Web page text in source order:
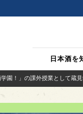
日本酒を
園！」の課外授業として蔵